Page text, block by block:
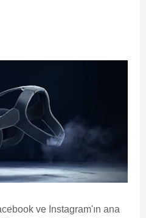
ve Instagram'ın ana